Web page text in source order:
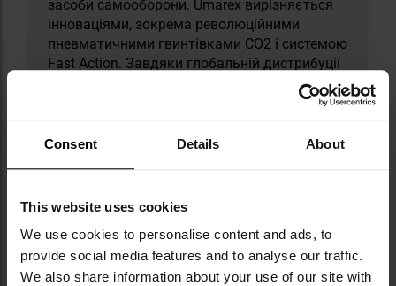
Consent Details About
This website uses cookies
We use cookies to personalise content and ads, to
provide social media features and to analyse our traffic.
We also share information about your use of our site with
засоби самооборони. Umarex вирізняється
інноваціями, зокрема революційними
пневматичними гвинтівками CO2 і системою
Fast Action. Завдяки глобальній дистрибуції
продукція бренду вже доступна в кількох
десятках країн. Перший великий успіх
Umarex принесла незвична репліка
револьвера, що продавалася в наборі,
десятками тисяч екземплярів щороку.
ТЕХНІЧНІ ДАНІ